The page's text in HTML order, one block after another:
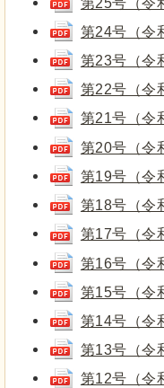
第24号（令
第23号（令
第22号（令
第21号（令
第20号（令
第19号（令
第18号（令
第17号（令
第16号（令
第15号（令
第14号（令
第13号（令
第12号（令